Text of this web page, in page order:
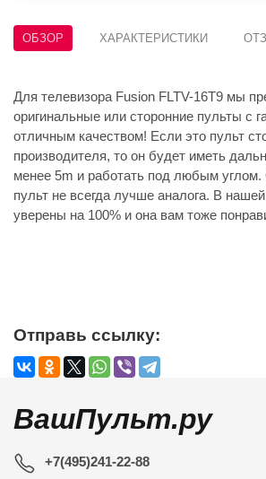
ОБЗОР ХАРАКТЕРИСТИКИ
Для телевизора Fusion FLTV-16T9 мы
оригинальные или сторонние пульты с
отличным качеством! Если это пульт
производителя, то он будет иметь
менее 5m и работать под любым
пульт не всегда лучше аналога. В
уверены на 100% и она вам тоже
Отправь ссылку:
ВашПульт.ру
+7(495)241-22-88